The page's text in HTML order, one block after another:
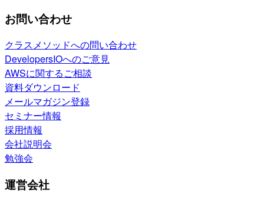
お問い合わせ
クラスメソッドへの問い合わせ
DevelopersIOへのご意見
AWSに関するご相談
資料ダウンロード
メールマガジン登録
セミナー情報
採用情報
会社説明会
勉強会
運営会社